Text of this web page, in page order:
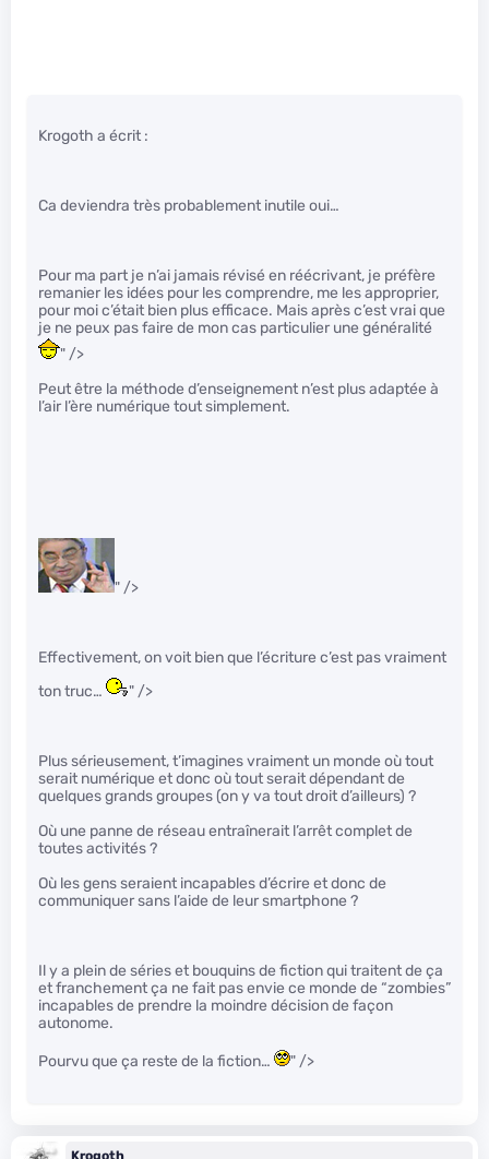
Krogoth a écrit :
Ca deviendra très probablement inutile oui…
Pour ma part je n’ai jamais révisé en réécrivant, je préfère
remanier les idées pour les comprendre, me les approprier,
pour moi c’était bien plus efficace. Mais après c’est vrai que
je ne peux pas faire de mon cas particulier une généralité
" />
Peut être la méthode d’enseignement n’est plus adaptée à
l’air l’ère numérique tout simplement.
" />
Effectivement, on voit bien que l’écriture c’est pas vraiment
ton truc…
" />
Plus sérieusement, t’imagines vraiment un monde où tout
serait numérique et donc où tout serait dépendant de
quelques grands groupes (on y va tout droit d’ailleurs) ?
Où une panne de réseau entraînerait l’arrêt complet de
toutes activités ?
Où les gens seraient incapables d’écrire et donc de
communiquer sans l’aide de leur smartphone ?
Il y a plein de séries et bouquins de fiction qui traitent de ça
et franchement ça ne fait pas envie ce monde de “zombies”
incapables de prendre la moindre décision de façon
autonome.
Pourvu que ça reste de la fiction… " />
Krogoth